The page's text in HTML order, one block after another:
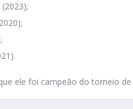
ele foi campeão do torneio